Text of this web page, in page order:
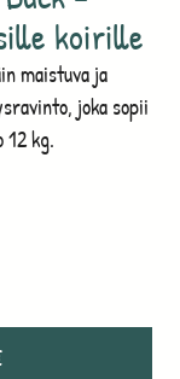
koirille
maistuva ja
joka sopii
12 kg.